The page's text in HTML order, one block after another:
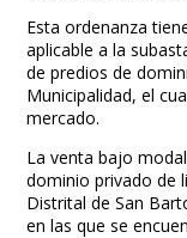
Esta ordenanza
aplicable a la
de predios de
Municipalidad, el
mercado.
La venta bajo
dominio privado de
Distrital de San
en las que se